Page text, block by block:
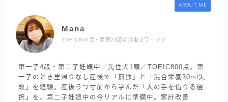
ABOUT ME
Mana
TOEIC800点・東京23区の共働きワーママ
第一子4歳・第二子妊娠中／先住犬1頭／TOEIC800点。第
一子のとき里帰りなし産後で「孤独」と「混合栄養30ml失
敗」を経験。産後うつ寸前から学んだ「人の手を借りる選
択」を、第二子妊娠中の今リアルに準備中。家計改善